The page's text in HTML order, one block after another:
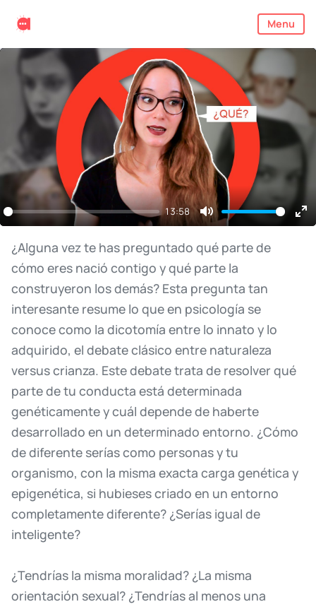
Menu
13:58
Mute
¿Alguna vezte has preguntado qué partede
cómo eres nació contigo yqué parte la
construyeron losdemás? Esta pregunta tan
interesante resume lo queen psicología se
conocecomo la dicotomía entre lo innato y lo
adquirido, el debateclásico entre naturaleza
versuscrianza. Estedebatetrata de resolver qué
partedetu conducta está determinada
genéticamenteycuál dependede haberte
desarrollado en un determinado entorno. ¿Cómo
dediferente seríascomo personasytu
organismo, con la misma exacta carga genética y
epigenética, si hubiesescriado en un entorno
completamentediferente? ¿Serías igual de
inteligente?
¿Tendrías la misma moralidad? ¿La misma
orientación sexual? ¿Tendríasal menos una